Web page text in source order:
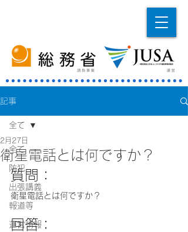
記事
全て
防犯
出張講義
報道等
運営情報
全て
衛星電話とは何ですか？
2月27日
質問：
衛星電話とは何ですか？
回答：